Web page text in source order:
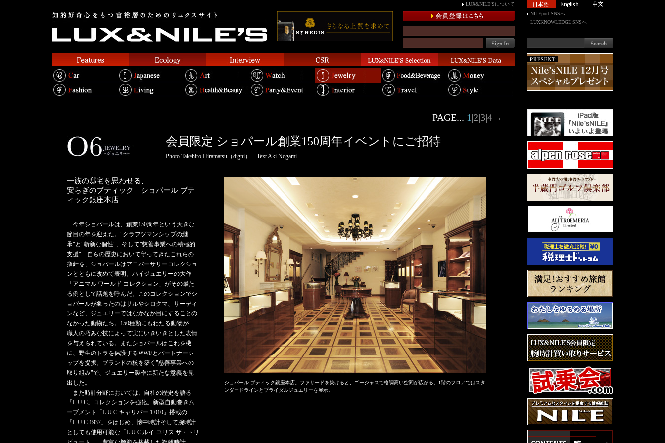
LUX&NILE’Sについて
NILEport SNSへ
LUXKNOWLEDGE SNSへ
PAGE... 1|2|3|4→
会員限定 ショパール創業150周年イベントにご招待
Photo Takehiro Hiramatsu（digni） Text Aki Nogami
一族の邸宅を思わせる、
安らぎのブティック―ショパール ブテ
ィック銀座本店
今年ショパールは、創業150周年という大きな
節目の年を迎えた。"クラフツマンシップの継
承"と"斬新な個性"、そして"慈善事業への積極的
支援"―自らの歴史において守ってきたこれらの
指針を、ショパールはアニバーサリーコレクショ
ンとともに改めて表明。ハイジュエリーの大作
「アニマル ワールド コレクション」がその最た
る例として話題を呼んだ。このコレクションでシ
ョパールが象ったのはサルやシロクマ、サーディ
ンなど、ジュエリーではなかなか目にすることの
なかった動物たち。150種類にもわたる動物が、
職人の巧みな技によって実にいきいきとした表情
を与えられている。またショパールはこれを機
に、野生のトラを保護するWWFとパートナーシ
ップを提携。ブランドの核を築く"慈善事業への
取り組み"で、ジュエリー製作に新たな意義を見
出した。
また時計分野においては、自社の歴史を語る
「L.U.C」コレクションを強化。新型自動巻きム
ーブメント「L.U.C キャリバー 1.010」搭載の
「L.U.C 1937」をはじめ、懐中時計そして腕時計
としても使用可能な「L.U.C ルイ-ユリス ザ・トリ
ショパール ブティック銀座本店。ファサードを抜けると、ゴージャスで格調高い空間が広がる。1階のフロアではスタ
ンダードラインとブライダルジュエリーを展示。